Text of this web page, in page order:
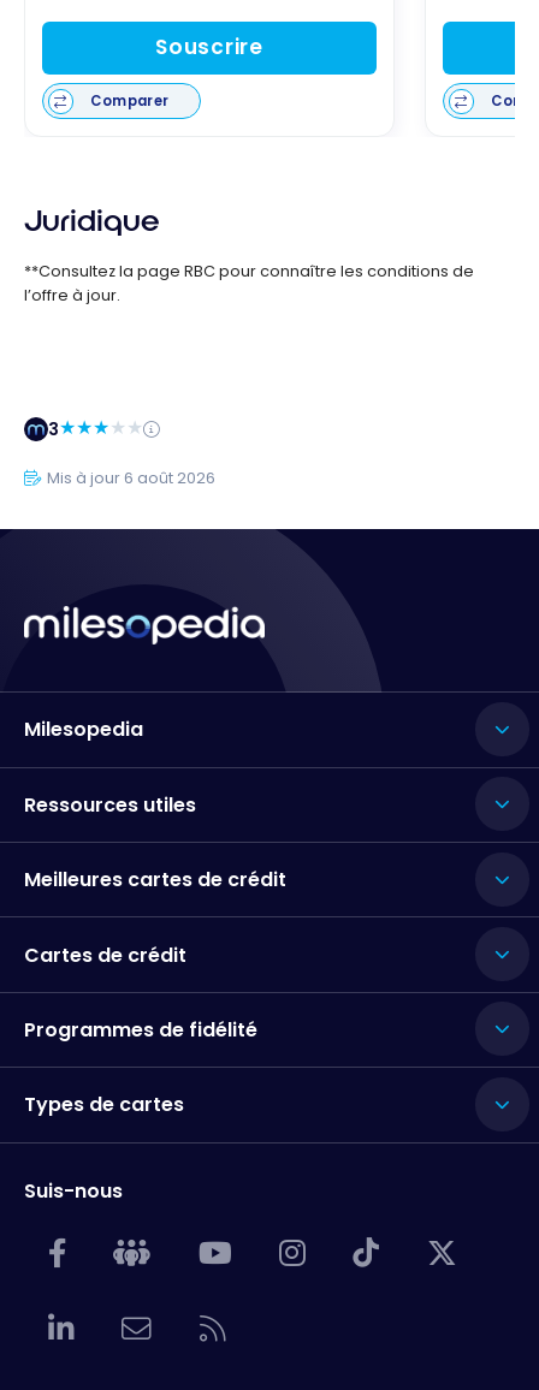
Souscrire
Comparer
Juridique
**Consultez la page RBC pour connaître les conditions de
l’offre à jour.
3
Mis à jour 6 août 2026
Milesopedia
Ressources utiles
Meilleures cartes de crédit
Cartes de crédit
Programmes de fidélité
Types de cartes
Suis-nous